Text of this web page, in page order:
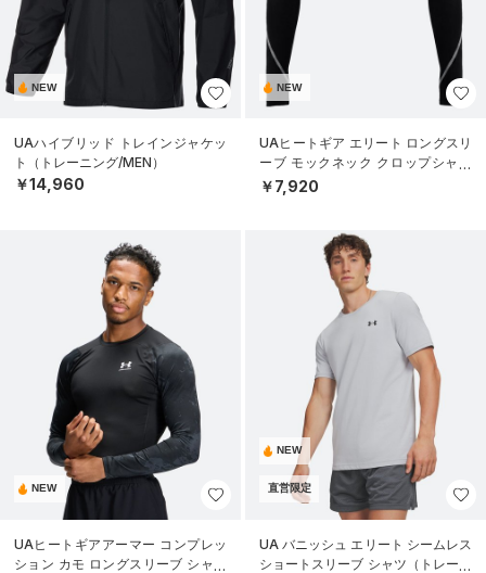
NEW
UAハイブリッド トレインジャケッ
ト（トレーニング/MEN）
￥14,960
NEW
UAヒートギア エリート ロングスリ
ーブ モックネック クロップシャツ
（トレーニング/WOMEN）
￥7,920
NEW
UAヒートギアアーマー コンプレッ
ション カモ ロングスリーブ シャツ
NEW
直営限定
UA バニッシュ エリート シームレス
ショートスリーブ シャツ（トレーニ